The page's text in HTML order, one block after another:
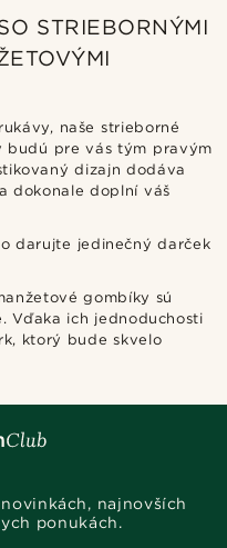
STRIEBORNÝMI
naše strieborné
budú pre vás tým pravým
dizajn dodáva
dokonale doplní váš
darujte jedinečný darček
gombíky sú
Vďaka ich jednoduchosti
ktorý bude skvelo
najnovších
ponukách.